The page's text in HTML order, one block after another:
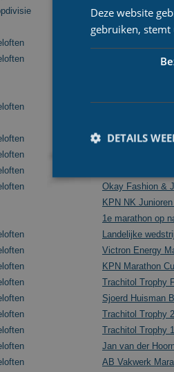
49e Jaap Eden
Spek-en-bonen-
Sjoerd Huisman
Trachitol Trophy 1
Jan van der
Okay Fashion &
KPN NK
1e marathon op
Landelijke
Victron Energy
KPN Marathon
Trachitol Trophy
Sjoerd Huisman
Trachitol Trophy 2
Trachitol Trophy 1
Jan van der
AB Vakwerk
Deze website
gebruiken,
DETAILS
Prestatiecookies
niet worden
Naam
_ga